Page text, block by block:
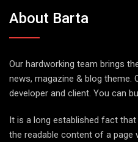
About Barta
Our hardworking team brings
news, magazine & blog theme.
developer and client. You can
It is a long established fact
the readable content of a page